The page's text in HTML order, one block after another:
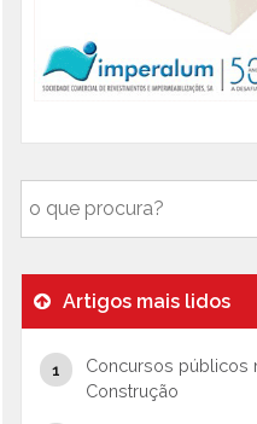
Artigos mais lidos
Concursos públicos
Construção